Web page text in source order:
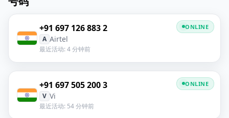
+91 697 126 883 2
A Airtel
最近活动: 4 分钟前
ONLINE
+91 697 505 200 3
V Vi
最近活动: 54 分钟前
ONLINE